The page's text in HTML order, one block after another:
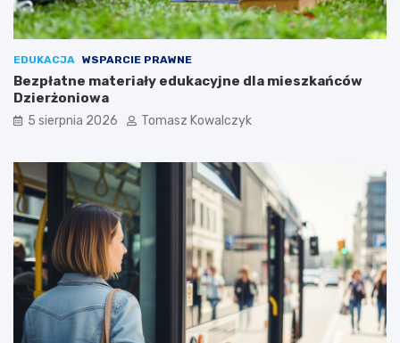
EDUKACJA WSPARCIE PRAWNE
Bezpłatne materiały edukacyjne dla mieszkańców
Dzierżoniowa
5 sierpnia 2026 Tomasz Kowalczyk